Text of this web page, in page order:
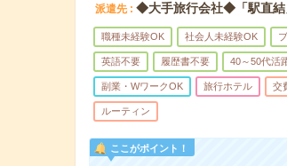
派遣先 ◆大手旅行会社◆「駅直結
職種未経験OK 社会人未経験OK
英語不要 履歴書不要 40～50代活
副業・WワークOK 旅行ホテル 交
ルーティン
ここがポイント！